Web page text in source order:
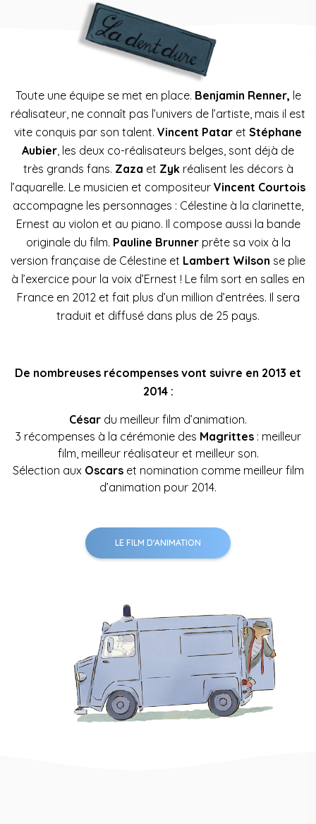
Toute une équipe se met en place. Benjamin Renner, le
réalisateur, ne connaît pas l’univers de l’artiste, mais il est
vite conquis par son talent. Vincent Patar et Stéphane
Aubier, les deux co-réalisateurs belges, sont déjà de
très grands fans. Zaza et Zykréalisent les décors à
l’aquarelle. Le musicien et compositeur Vincent Courtois
accompagne les personnages : Célestine à la clarinette,
Ernest au violon et au piano. Il compose aussi la bande
originale du film. Pauline Brunnerprête sa voix à la
version française de Célestine et Lambert Wilson se plie
à l’exercice pour la voix d’Ernest ! Le film sort en salles en
France en 2012 et fait plus d’un million d’entrées. Il sera
traduit et diffusé dans plus de 25 pays.
De nombreuses récompenses vont suivre en 2013 et
2014 :
César du meilleur film d’animation.
3 récompenses à la cérémonie des Magrittes: meilleur
film, meilleur réalisateur et meilleur son.
Sélection aux Oscarset nomination comme meilleur film
d’animation pour 2014.
LE FILM D'ANIMATION